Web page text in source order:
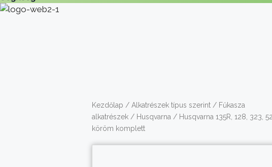
Kezdőlap / Alkatrészek típus szerint / Fűkasza
alkatrészek / Husqvarna / Husqvarna 135R, 128, 323,
köröm komplett